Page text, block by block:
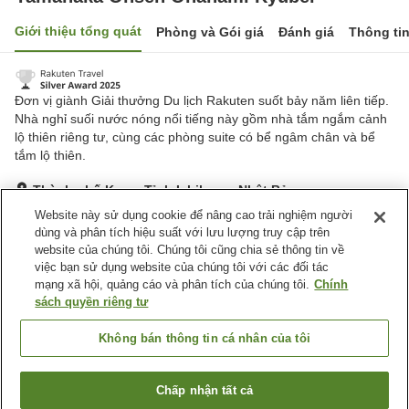
Giới thiệu tổng quát Phòng và Gói giá Đánh giá Thông
Đơn vị giành Giải thưởng Du lịch Rakuten suốt bảy năm liên tiếp.
Nhà nghỉ suối nước nóng nổi tiếng này gồm nhà tắm ngắm cảnh
lộ thiên riêng tư, cùng các phòng suite có bể ngâm chân và bể
tắm lộ thiên.
Thành phố Kaga, Tỉnh Ishikawa, Nhật Bản
Hiển thị trên bản đồ
Rất tốt Đánh giá:1,002lượt
Tiện nghi chỗ nghỉ
Bãi đỗ xe
Spa / Salon
Cafe
Tỉnh Ishikawa
Yamanaka Onsen Ohanami KyubeiTìm phòng trống
Website này sử dụng cookie để nâng cao trải nghiệm người
dùng và phân tích hiệu suất với lưu lượng truy cập trên
website của chúng tôi. Chúng tôi cũng chia sẻ thông tin về
việc bạn sử dụng website của chúng tôi với các đối tác
mạng xã hội, quảng cáo và phân tích của chúng tôi. Chính
sách quyền riêng tư
Không bán thông tin cá nhân của tôi
Chấp nhận tất cả